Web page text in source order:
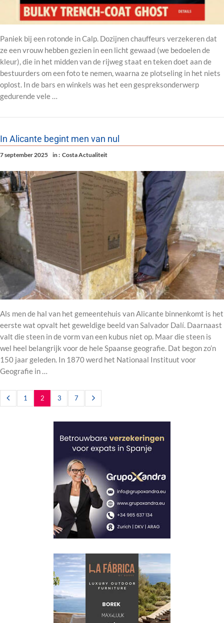
Paniek bij een rotonde in Calp. Dozijnen chauffeurs verzekeren dat
ze een vrouw hebben gezien in een licht gewaad (we bedoelen de
kleur), die in het midden van de rijweg staat en teken doet aan de
bestuurders om een foto te nemen, waarna ze plotseling in het niets
oplost. In de bars en winkels was het een gespreksonderwerp
gedurende vele …
In Alicante begint men van nul
7 september 2025 in : Costa Actualiteit
Als men de hal van het gemeentehuis van Alicante binnenkomt is het
eerste wat opvalt het geweldige beeld van Salvador Dalí. Daarnaast
valt die steen in de vorm van een kubus niet op. Maar die steen is
wel heel belangrijk voor de hele Spaanse geografie. Dat begon zo’n
150 jaar geleden. In 1870 werd het Nationaal Instituut voor
Geografie in …
1 2 3 7